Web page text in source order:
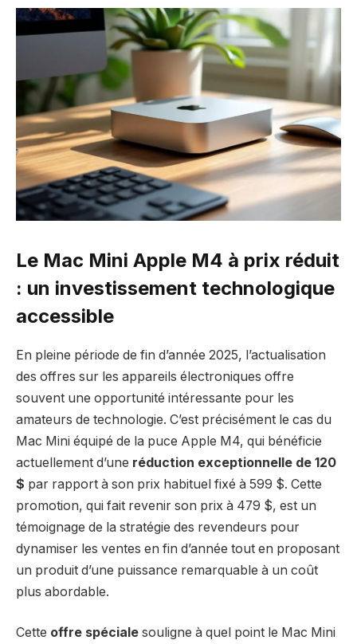
Le Mac Mini Apple M4 à prix réduit
: un investissement technologique
accessible
En pleine période de fin d’année 2025, l’actualisation
des offres sur les appareils électroniques offre
souvent une opportunité intéressante pour les
amateurs de technologie. C’est précisément le cas du
Mac Mini équipé de la puce Apple M4, qui bénéficie
actuellement d’une réduction exceptionnelle de 120
$ par rapport à son prix habituel fixé à 599 $. Cette
promotion, qui fait revenir son prix à 479 $, est un
témoignage de la stratégie des revendeurs pour
dynamiser les ventes en fin d’année tout en proposant
un produit d’une puissance remarquable à un coût
plus abordable.
Cette offre spéciale souligne à quel point le Mac Mini